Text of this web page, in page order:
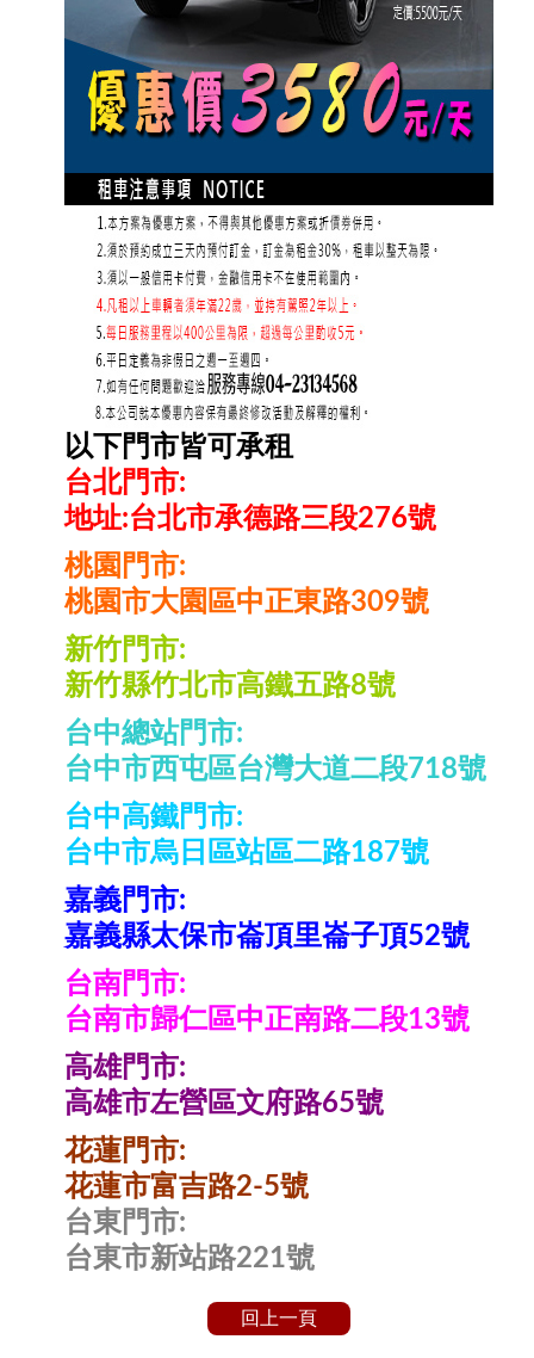
以下門市皆可承租
台北門市:
地址:台北市承德路三段276號
桃園門市:
桃園市大園區中正東路309號
新竹門市:
新竹縣竹北市高鐵五路8號
台中總站門市:
台中市西屯區台灣大道二段718號
台中高鐵門市:
台中市烏日區站區二路187號
嘉義門市:
嘉義縣太保市崙頂里崙子頂52號
台南門市:
台南市歸仁區中正南路二段13號
高雄門市:
高雄市左營區文府路65號
花蓮門市:
花蓮市富吉路2-5號
台東門市:
台東市新站路221號
回上一頁